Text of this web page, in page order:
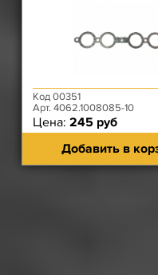
Код 00351
Арт. 4062.1008085-10
Цена: 245 руб
Добавить в